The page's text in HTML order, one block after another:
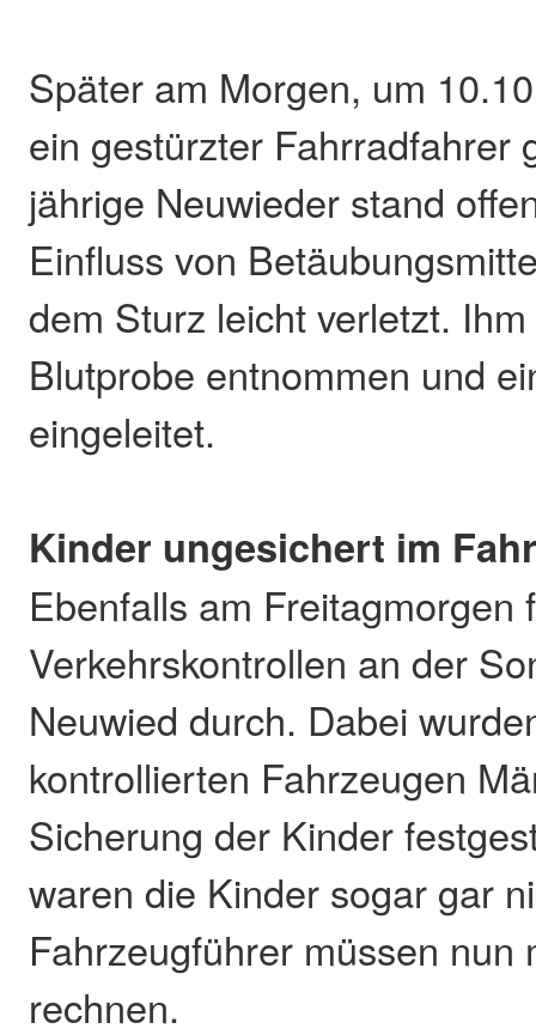
Später am Morgen, um
ein gestürzter Fahrradfahrer
jährige Neuwieder stand
Einfluss von
dem Sturz leicht verletzt.
Blutprobe entnommen und
eingeleitet.
Kinder ungesichert im
Ebenfalls am Freitagmorgen
Verkehrskontrollen an der
Neuwied durch. Dabei
kontrollierten Fahrzeugen
Sicherung der Kinder
waren die Kinder sogar gar
Fahrzeugführer müssen nun
rechnen.